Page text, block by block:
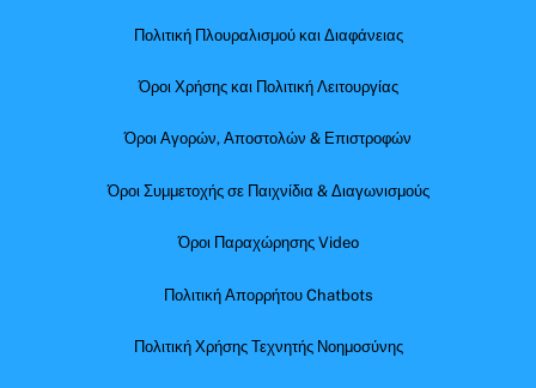
Πολιτική Πλουραλισμού και Διαφάνειας
Όροι Χρήσης και Πολιτική Λειτουργίας
Όροι Αγορών, Αποστολών & Επιστροφών
Όροι Συμμετοχής σε Παιχνίδια & Διαγωνισμούς
Όροι Παραχώρησης Video
Πολιτική Απορρήτου Chatbots
Πολιτική Χρήσης Τεχνητής Νοημοσύνης